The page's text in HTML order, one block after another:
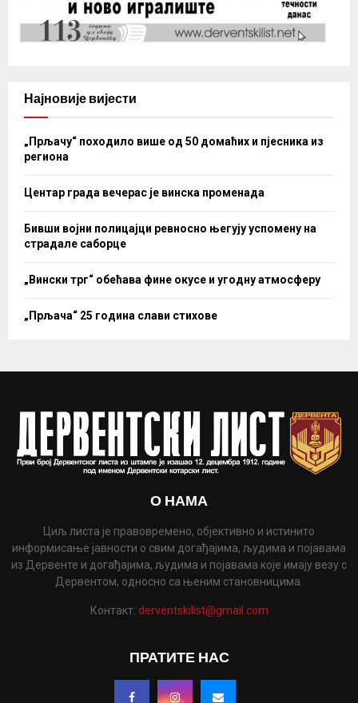
Најновије вијести
„Прљачу“ походило више од 50 домаћих и пјесника из
региона
Центар града вечерас је винска променада
Бивши војни полицајци ревносно његују успомену на
страдале саборце
„Вински трг“ обећава фине окусе и угодну атмосферу
„Прљача“ 25 година слави стихове
О НАМА
Циљ листа је правовремено, објективно и истинито
информисање јавности о свим догађајима, људима и појавама
из Дервенте и догађајима, људима и појавама које имају везу с
Дервентом, односно са њеним становницима.
Контакт: derventskilist@gmail.com
ПРАТИТЕ НАС